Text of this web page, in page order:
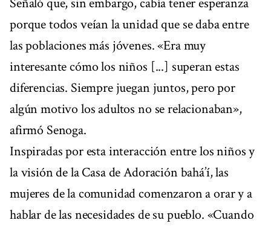
porque todos veían la unidad que se daba entre
las poblaciones más jóvenes. «Era muy
interesante cómo los niños [...] superan estas
diferencias. Siempre juegan juntos, pero por
algún motivo los adultos no se relacionaban»,
afirmó Senoga.
Inspiradas por esta interacción entre los niños y
la visión de la Casa de Adoración bahá’í, las
mujeres de la comunidad comenzaron a orar y a
hablar de las necesidades de su pueblo. «Cuando